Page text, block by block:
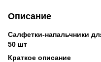
Описание
Салфетки-напальчники
50 шт
Краткое описание